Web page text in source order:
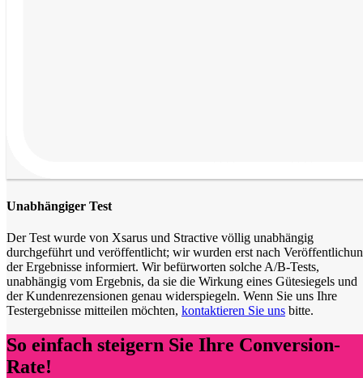
Unabhängiger Test
Der Test wurde von Xsarus und Stractive völlig unabhängig
durchgeführt und veröffentlicht; wir wurden erst nach
der Ergebnisse informiert. Wir befürworten solche A/B-Tests,
unabhängig vom Ergebnis, da sie die Wirkung eines Gütesiegels und
der Kundenrezensionen genau widerspiegeln. Wenn Sie uns Ihre
Testergebnisse mitteilen möchten, kontaktieren Sie uns bitte.
So einfach steigern Sie Ihre Conversion-
Rate!